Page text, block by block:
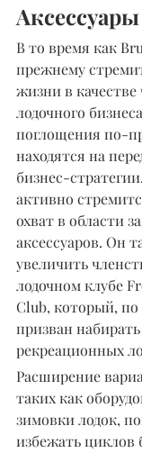
Аксессуары
В то время как
прежнему
жизни в качестве
лодочного
поглощения по-
находятся на
бизнес-
активно
охват в области
аксессуаров. Он
увеличить
лодочном клубе
Club, который,
призван
рекреационных
Расширение
таких как
зимовки лодок,
избежать циклов